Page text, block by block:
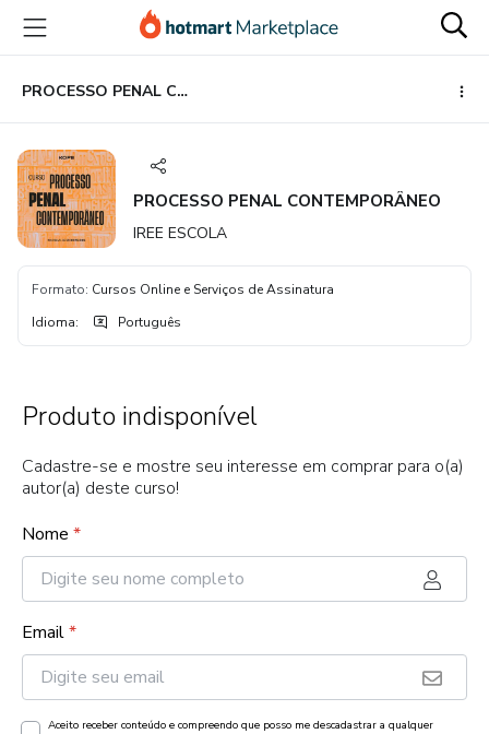
para
conteúdo
principal
para
pagamento
para
rodapé
PROCESSO PENAL CONTEMPORÂNEO
PROCESSO PENAL CONTEMPORÂNEO
IREE ESCOLA
Formato: Cursos Online e Serviços de Assinatura
Idioma: Português
Produto indisponível
Cadastre-se e mostre seu interesse em comprar para o(a)
autor(a) deste curso!
Nome *
Email*
Aceito receber conteúdo e compreendo que posso me descadastrar a qualquer